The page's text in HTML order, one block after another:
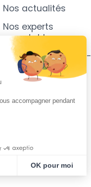
Nos actualités
Nos experts
comptables
Notre implantation -
CHOLET (49)
Appartenance
accompagner pendant
OK pour moi